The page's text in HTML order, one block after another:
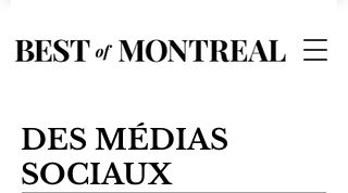
DES MÉDIAS
SOCIAUX